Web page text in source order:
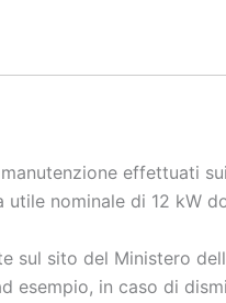
effettuati
nominale di 12 kW
sul sito del Ministero
in caso di